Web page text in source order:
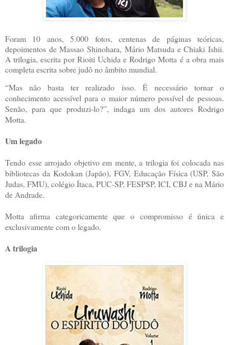
Foram 10 anos, 5.000 fotos, centenas de páginas teóricas,
depoimentos de Massao Shinohara, Mário Matsuda e Chiaki Ishii.
A trilogia, escrita por Rioiti Uchida e Rodrigo Motta é a obra mais
completa escrita sobre judô no âmbito mundial.
“Mas não basta ter realizado isso. É necessário tornar o
conhecimento acessível para o maior número possível de pessoas.
Senão, para que produzi-lo?”, indaga um dos autores Rodrigo
Motta.
Um legado
Tendo esse arrojado objetivo em mente, a trilogia foi colocada nas
bibliotecas da Kodokan (Japão), FGV, Educação Física (USP, São
Judas, FMU), colégio Ítaca, PUC-SP, FESPSP, ICI, CBJ e na Mário
de Andrade.
Motta afirma categoricamente que o compromisso é única e
exclusivamente com o legado.
A trilogia